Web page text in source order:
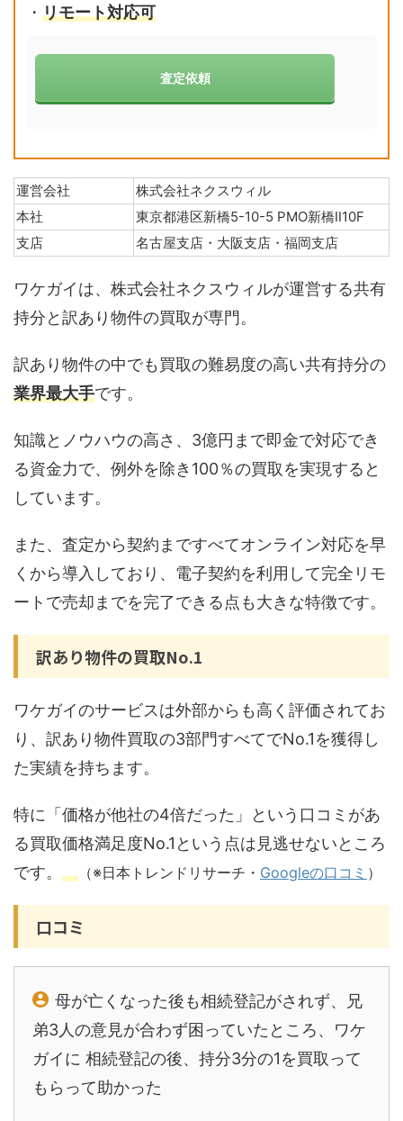
・ リモート対応可
査定依頼
運営会社
株式会社ネクスウィル
本社
東京都港区新橋5-10-5 PMO新橋Ⅱ10F
支店
名古屋支店・大阪支店・福岡支店
ワケガイは、株式会社ネクスウィルが運営する共有
持分と訳あり物件の買取が専門。
訳あり物件の中でも買取の難易度の高い共有持分の
業界最大手です。
知識とノウハウの高さ、3億円まで即金で対応でき
る資金力で、例外を除き100％の買取を実現すると
しています。
また、査定から契約まですべてオンライン対応を早
くから導入しており、電子契約を利用して完全リモ
ートで売却までを完了できる点も大きな特徴です。
訳あり物件の買取No.1
ワケガイのサービスは外部からも高く評価されてお
り、訳あり物件買取の3部門すべてでNo.1を獲得し
た実績を持ちます。
特に「価格が他社の4倍だった」という口コミがあ
る買取価格満足度No.1という点は見逃せないところ
です。
（※日本トレンドリサーチ・ Googleの口コミ ）
口コミ
⺟が亡くなった後も相続登記がされず、兄
弟3人の意見が合わず困っていたところ、ワケ
ガイに 相続登記の後、持分3分の1を買取って
もらって助かった